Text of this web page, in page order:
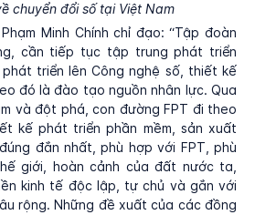
chuyển đổi số tại Việt Nam
Minh Chính chỉ đạo: “Tập đoàn
cần tiếp tục tập trung phát triển
triển lên Công nghệ số, thiết kế
đó là đào tạo nguồn nhân lực. Qua
và đột phá, con đường FPT đi theo
kế phát triển phần mềm, sản xuất
đắn nhất, phù hợp với FPT, phù
giới, hoàn cảnh của đất nước ta,
kinh tế độc lập, tự chủ và gắn với
rộng. Những đề xuất của các đồng